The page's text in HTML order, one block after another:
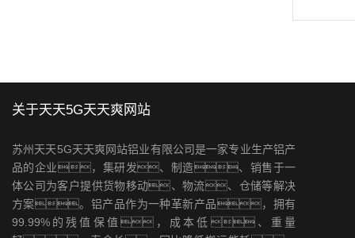
关于天天5G天天爽网站
苏州天天5G天天爽网站铝业有限公司是一家专业生产铝产
品的企业，集研发、制造、销售于一
体公司为客户提供货物移动、物流、仓储等解决
方案。铝产品作为一种革新产品，拥有
99.99%的残值保值，成本低、重量